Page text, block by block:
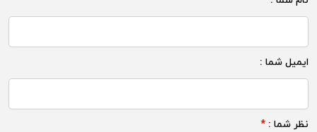
ایمیل شما :
نظر شما : *